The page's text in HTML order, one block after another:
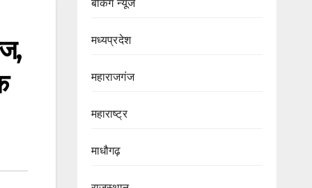
बेकिंग न्यूज
मध्यप्रदेश
महाराजगंज
महाराष्ट्र
माधौगढ़